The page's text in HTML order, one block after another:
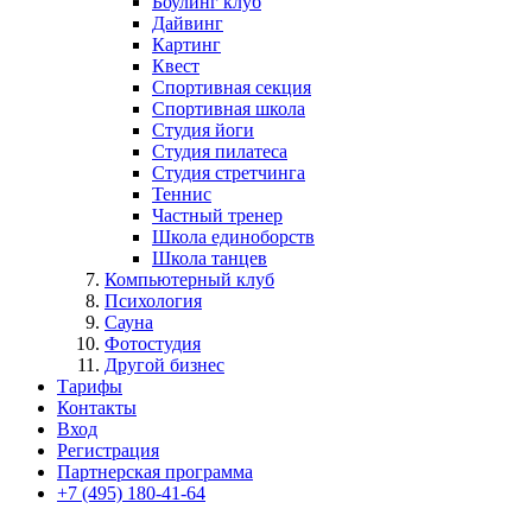
Дайвинг
Картинг
Квест
Спортивная секция
Спортивная школа
Студия йоги
Студия пилатеса
Студия стретчинга
Теннис
Частный тренер
Школа единоборств
Школа танцев
Компьютерный клуб
Психология
Сауна
Фотостудия
Другой бизнес
Тарифы
Контакты
Вход
Регистрация
Партнерская программа
+7 (495) 180-41-64